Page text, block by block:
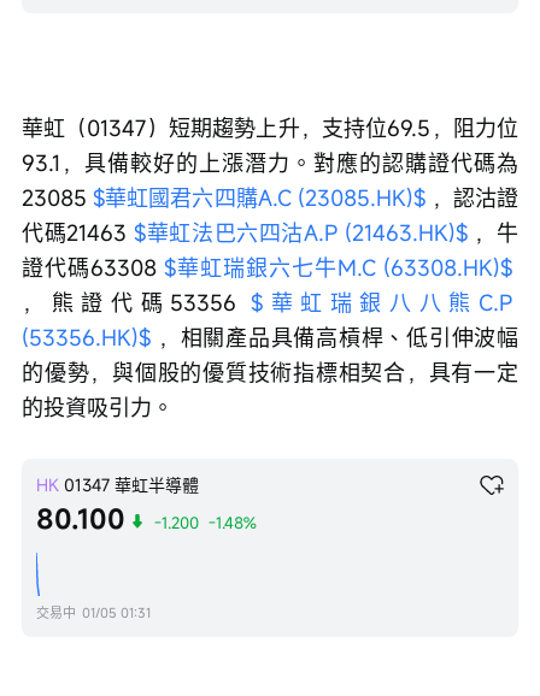
華虹（01347）短期趨勢上升，支持位69.5，阻力位
93.1，具備較好的上漲潛力。對應的認購證代碼為
23085 $華虹國君六四購A.C (23085.HK)$ ，認沽證
代碼21463 $華虹法巴六四沽A.P (21463.HK)$ ，牛
證代碼63308 $華虹瑞銀六七牛M.C (63308.HK)$
，熊證代碼53356 $華虹瑞銀八八熊C.P
(53356.HK)$ ，相關產品具備高槓桿、低引伸波幅
的優勢，與個股的優質技術指標相契合，具有一定
的投資吸引力。
HK 01347 華虹半導體
80.100 -1.200 -1.48%
交易中 01/05 01:31